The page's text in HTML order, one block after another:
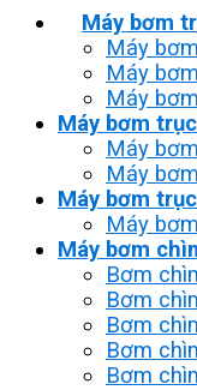
Máy bơm
Máy
Máy
Máy
Máy bơm
Máy
Máy
Máy bơm
Máy
Máy bơm
Bơm
Bơm
Bơm
Bơm
Bơm